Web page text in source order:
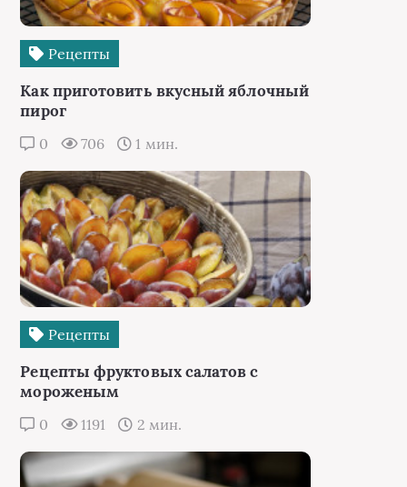
Рецепты
Как приготовить вкусный яблочный
пирог
0 706 1 мин.
Рецепты
Рецепты фруктовых салатов с
мороженым
0 1191 2 мин.